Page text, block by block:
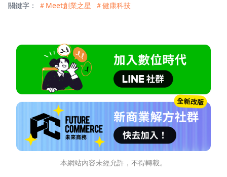
關鍵字： ＃Meet創業之星 ＃健康科技
本網站內容未經允許，不得轉載。